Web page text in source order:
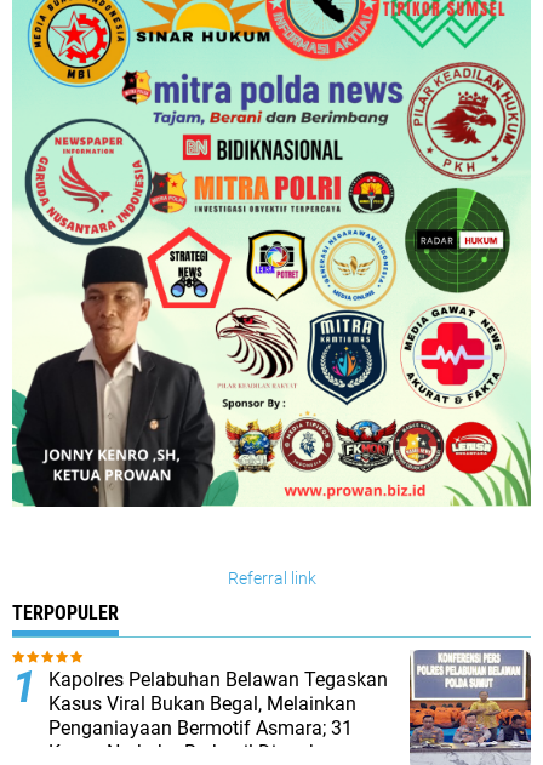
Referral link
TERPOPULER
Kapolres Pelabuhan Belawan Tegaskan
Kasus Viral Bukan Begal, Melainkan
Penganiayaan Bermotif Asmara; 31
Kasus Narkoba Berhasil Diungkap